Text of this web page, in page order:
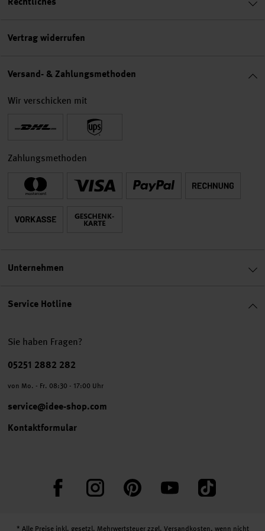
Service Hotline
Sie haben Fragen?
Telefonnummer
05251 2882 282
von Mo. - Fr. 08:30 - 17:00 Uhr
service@idee-shop.com
Kontaktformular
FacebookInstagram PinterestYouTube TikTok
Vertrag widerrufen
Versand- & Zahlungsmethoden
Wir verschicken mit
Zahlungsmethoden
Unternehmen
* Alle Preise inkl. gesetzl. Mehrwertsteuer zzgl. Versandkosten, wenn nicht